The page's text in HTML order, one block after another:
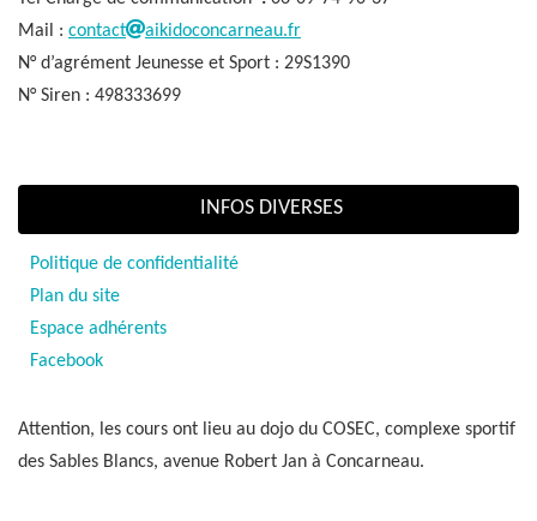
Mail : contact
aikidoconcarneau.fr
N° d’agrément Jeunesse et Sport : 29S1390
N° Siren : 498333699
INFOS DIVERSES
Politique de confidentialité
Plan du site
Espace adhérents
Facebook
Attention, les cours ont lieu au dojo du COSEC, complexe sportif
des Sables Blancs, avenue Robert Jan à Concarneau.